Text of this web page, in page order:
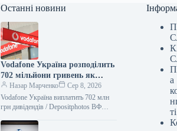
Останні новини
Vodafone Україна розподілить
702 мільйони гривень як
дивіденди — Delo.ua
Назар Марченко
Сер 8, 2026
Vodafone Україна виплатить 702 млн
грн дивідендів / Depositphotos ВФ
маркою Vodafone Україна, розподілить
а
ті